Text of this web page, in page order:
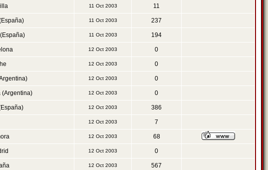
11 Oct 2003 11
11 Oct 2003 237
11 Oct 2003 194
12 Oct 2003 0
12 Oct 2003 0
12 Oct 2003 0
(Argentina) 12 Oct 2003 0
12 Oct 2003 386
12 Oct 2003 7
12 Oct 2003 68
12 Oct 2003 0
12 Oct 2003 567